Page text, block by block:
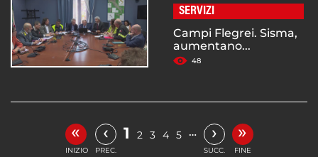
SERVIZI
Campi Flegrei. Sisma,
aumentano...
48
«
INIZIO
‹
PREC.
1 2 3 4 5 … ›
SUCC.
»
FINE